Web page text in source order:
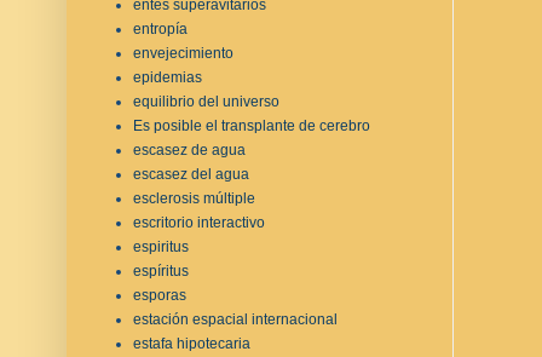
entes superavitarios
entropía
envejecimiento
epidemias
equilibrio del universo
Es posible el transplante de cerebro
escasez de agua
escasez del agua
esclerosis múltiple
escritorio interactivo
espiritus
espíritus
esporas
estación espacial internacional
estafa hipotecaria